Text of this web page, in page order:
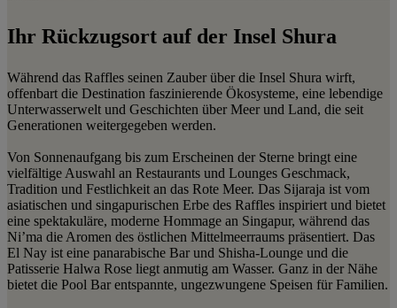
Ihr Rückzugsort auf der Insel Shura
Während das Raffles seinen Zauber über die Insel Shura wirft,
offenbart die Destination faszinierende Ökosysteme, eine lebendige
Unterwasserwelt und Geschichten über Meer und Land, die seit
Generationen weitergegeben werden.
Von Sonnenaufgang bis zum Erscheinen der Sterne bringt eine
vielfältige Auswahl an Restaurants und Lounges Geschmack,
Tradition und Festlichkeit an das Rote Meer. Das Sijaraja ist vom
asiatischen und singapurischen Erbe des Raffles inspiriert und bietet
eine spektakuläre, moderne Hommage an Singapur, während das
Ni’ma die Aromen des östlichen Mittelmeerraums präsentiert. Das
El Nay ist eine panarabische Bar und Shisha-Lounge und die
Patisserie Halwa Rose liegt anmutig am Wasser. Ganz in der Nähe
bietet die Pool Bar entspannte, ungezwungene Speisen für Familien.